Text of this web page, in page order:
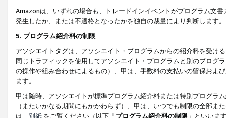
Amazonは、いずれの場合も、トレードインイベントがプログラム文
発生したか、または不適格となったかを独自の裁量により判断します。
5. プログラム紹介料の制限
アソシエイトタグは、アソシエイト・プログラムからの紹介料を受け
同じトラフィックを使用してアソシエイト・プログラムと別のプログ
の操作や組み合わせによるもの）、甲は、手数料の支払いの留保およ
ます。
甲は随時、アソシエイトが標準プログラム紹介料または特別プログラ
（またいかなる期間にもかかわらず）、甲は、いつでも制限の全部
は、 別紙 をご覧ください（以下「プログラム紹介料の制限 」といいま